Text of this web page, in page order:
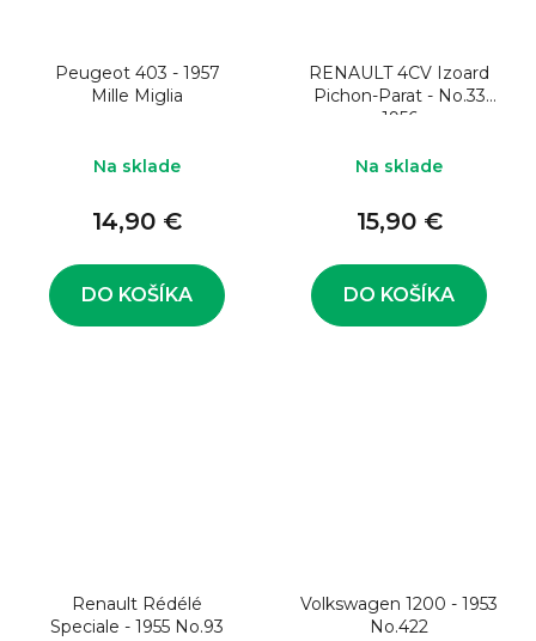
Peugeot 403 - 1957
Mille Miglia
Na sklade
14,90 €
DO KOŠÍKA
RENAULT 4CV Izoard
Pichon-Parat - No.33
1956
Na sklade
15,90 €
DO KOŠÍKA
Renault Rédélé
Speciale - 1955 No.93
Volkswagen 1200 - 1953
No.422